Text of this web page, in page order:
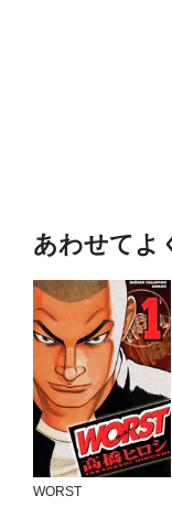
あわせてよ
WORST